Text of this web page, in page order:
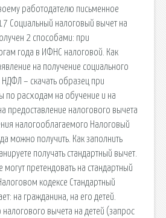
работодателю письменное
Социальный налоговый вычет на
2 способами: при
года в ИФНС налоговой. Как
на получение социального
– скачать образец при
по расходам на обучение и на
предоставление налогового вычета
налогооблагаемого Налоговый
можно получить. Как заполнить
получать стандартный вычет.
могут претендовать на стандартный
кодексе Стандартный
на гражданина, на его детей.
вычета на детей (запрос